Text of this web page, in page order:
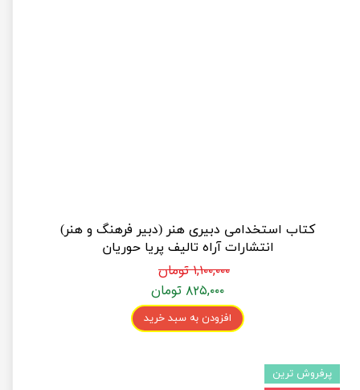
کتاب استخدامی دبیری هنر (دبیر فرهنگ و هنر)
انتشارات آراه تالیف پریا حوریان
۱,۱۰۰,۰۰۰ تومان
۸۲۵,۰۰۰ تومان
افزودن به سبد خرید
پرفروش ترین